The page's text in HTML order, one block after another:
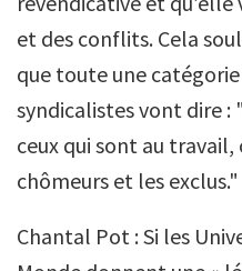
et des conflits. Cela
que toute une
syndicalistes vont dire
ceux qui sont au
chômeurs et les exclus."
Chantal Pot : Si les